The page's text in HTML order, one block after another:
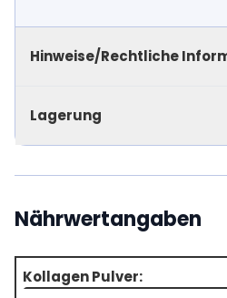
Hinweise/Rechtliche
Lagerung
Nährwertangaben
Kollagen Pulver: